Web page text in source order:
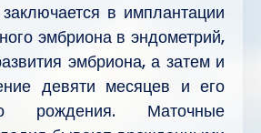
в имплантации
эмбриона в эндометрий,
эмбриона, а затем и
девяти месяцев и его
рождения. Маточные